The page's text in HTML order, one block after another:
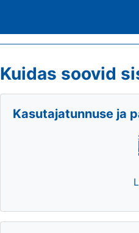
Kuidas soovid
Kasutajatunnuse ja